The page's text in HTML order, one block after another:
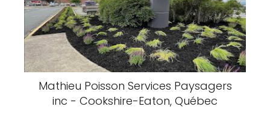
Mathieu Poisson Services Paysagers
inc - Cookshire-Eaton, Québec